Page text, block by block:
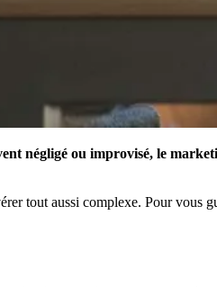
négligé ou improvisé, le
tout aussi complexe. Pour